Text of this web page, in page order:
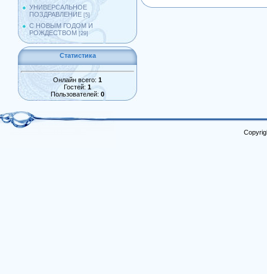
УНИВЕРСАЛЬНОЕ
ПОЗДРАВЛЕНИЕ [5]
С НОВЫМ ГОДОМ И
РОЖДЕСТВОМ [29]
Статистика
Онлайн всего: 1
Гостей: 1
Пользователей: 0